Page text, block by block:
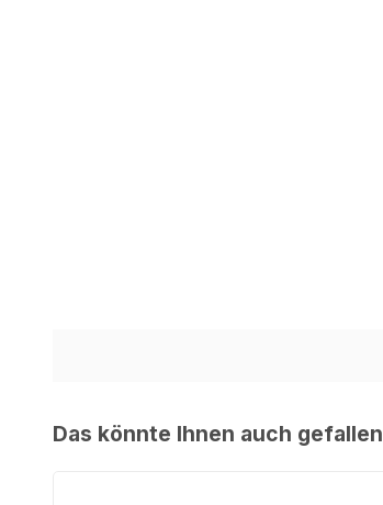
Das könnte Ihnen auch gefallen